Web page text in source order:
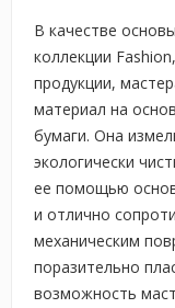
В качестве
коллекции
продукции,
материал на
бумаги. Она
экологически
ее помощью
и отлично
механическим
поразительно
возможность